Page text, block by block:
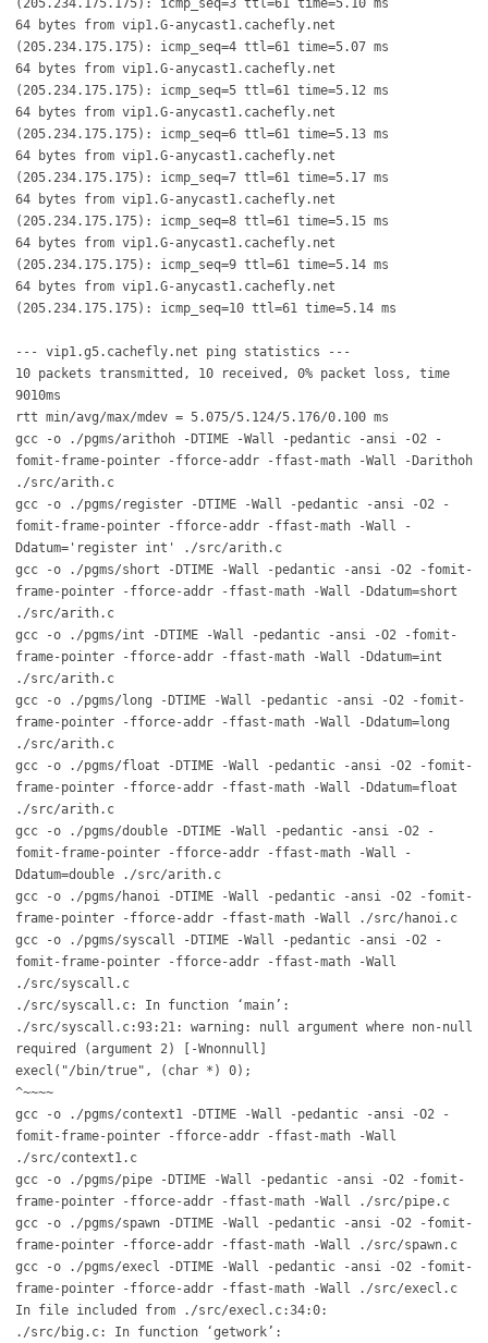
(205.234.175.175): icmp_seq=3 ttl=61 time=5.10 ms
64 bytes from vip1.G-anycast1.cachefly.net
(205.234.175.175): icmp_seq=4 ttl=61 time=5.07 ms
64 bytes from vip1.G-anycast1.cachefly.net
(205.234.175.175): icmp_seq=5 ttl=61 time=5.12 ms
64 bytes from vip1.G-anycast1.cachefly.net
(205.234.175.175): icmp_seq=6 ttl=61 time=5.13 ms
64 bytes from vip1.G-anycast1.cachefly.net
(205.234.175.175): icmp_seq=7 ttl=61 time=5.17 ms
64 bytes from vip1.G-anycast1.cachefly.net
(205.234.175.175): icmp_seq=8 ttl=61 time=5.15 ms
64 bytes from vip1.G-anycast1.cachefly.net
(205.234.175.175): icmp_seq=9 ttl=61 time=5.14 ms
64 bytes from vip1.G-anycast1.cachefly.net
(205.234.175.175): icmp_seq=10 ttl=61 time=5.14 ms
--- vip1.g5.cachefly.net ping statistics ---
10 packets transmitted, 10 received, 0% packet loss, time
9010ms
rtt min/avg/max/mdev = 5.075/5.124/5.176/0.100 ms
gcc -o ./pgms/arithoh -DTIME -Wall -pedantic -ansi -O2 -
fomit-frame-pointer -fforce-addr -ffast-math -Wall -Darithoh
./src/arith.c
gcc -o ./pgms/register -DTIME -Wall -pedantic -ansi -O2 -
fomit-frame-pointer -fforce-addr -ffast-math -Wall -
Ddatum='register int' ./src/arith.c
gcc -o ./pgms/short -DTIME -Wall -pedantic -ansi -O2 -fomit-
frame-pointer -fforce-addr -ffast-math -Wall -Ddatum=short
./src/arith.c
gcc -o ./pgms/int -DTIME -Wall -pedantic -ansi -O2 -fomit-
frame-pointer -fforce-addr -ffast-math -Wall -Ddatum=int
./src/arith.c
gcc -o ./pgms/long -DTIME -Wall -pedantic -ansi -O2 -fomit-
frame-pointer -fforce-addr -ffast-math -Wall -Ddatum=long
./src/arith.c
gcc -o ./pgms/float -DTIME -Wall -pedantic -ansi -O2 -fomit-
frame-pointer -fforce-addr -ffast-math -Wall -Ddatum=float
./src/arith.c
gcc -o ./pgms/double -DTIME -Wall -pedantic -ansi -O2 -
fomit-frame-pointer -fforce-addr -ffast-math -Wall -
Ddatum=double ./src/arith.c
gcc -o ./pgms/hanoi -DTIME -Wall -pedantic -ansi -O2 -fomit-
frame-pointer -fforce-addr -ffast-math -Wall ./src/hanoi.c
gcc -o ./pgms/syscall -DTIME -Wall -pedantic -ansi -O2 -
fomit-frame-pointer -fforce-addr -ffast-math -Wall
./src/syscall.c
./src/syscall.c: In function ‘main’:
./src/syscall.c:93:21: warning: null argument where non-null
required (argument 2) [-Wnonnull]
execl("/bin/true", (char *) 0);
^~~~~
gcc -o ./pgms/context1 -DTIME -Wall -pedantic -ansi -O2 -
fomit-frame-pointer -fforce-addr -ffast-math -Wall
./src/context1.c
gcc -o ./pgms/pipe -DTIME -Wall -pedantic -ansi -O2 -fomit-
frame-pointer -fforce-addr -ffast-math -Wall ./src/pipe.c
gcc -o ./pgms/spawn -DTIME -Wall -pedantic -ansi -O2 -fomit-
frame-pointer -fforce-addr -ffast-math -Wall ./src/spawn.c
gcc -o ./pgms/execl -DTIME -Wall -pedantic -ansi -O2 -fomit-
frame-pointer -fforce-addr -ffast-math -Wall ./src/execl.c
In file included from ./src/execl.c:34:0:
./src/big.c: In function ‘getwork’: